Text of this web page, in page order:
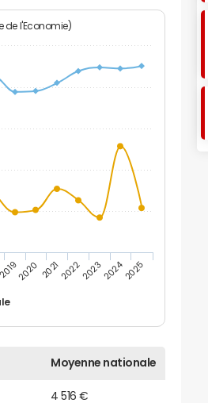
de l'Economie)
20192020 20212022202320242025
Moyenne nationale
4 516 €